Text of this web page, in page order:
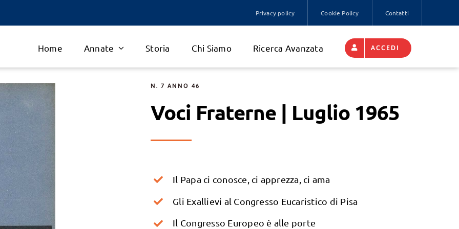
Privacy policy Cookie Policy Contatti
Home Annate Storia Chi Siamo Ricerca Avanzata ACCEDI
N. 7 ANNO 46
Voci Fraterne | Luglio 1965
Il Papa ci conosce, ci apprezza, ci ama
Gli Exallievi al Congresso Eucaristico di Pisa
Il Congresso Europeo è alle porte